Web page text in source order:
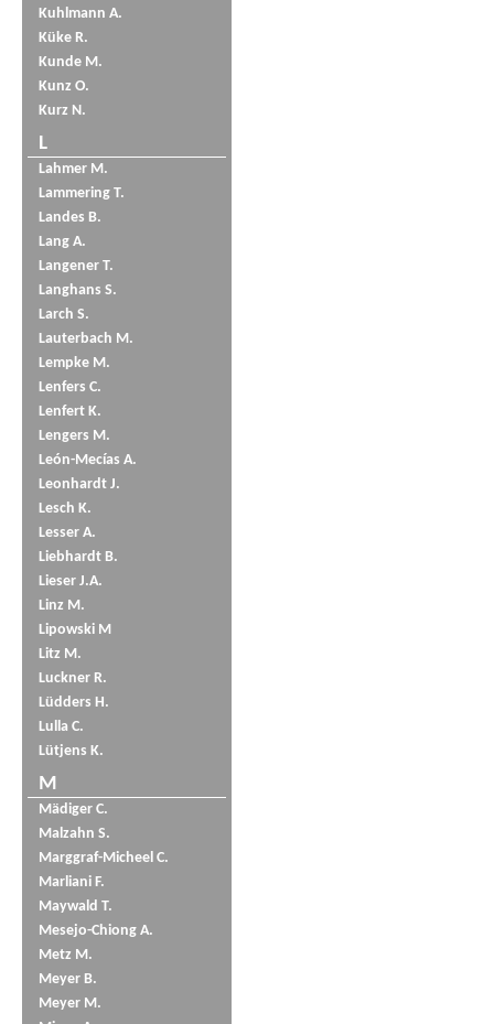
Kuhlmann A.
Küke R.
Kunde M.
Kunz O.
Kurz N.
L
Lahmer M.
Lammering T.
Landes B.
Lang A.
Langener T.
Langhans S.
Larch S.
Lauterbach M.
Lempke M.
Lenfers C.
Lenfert K.
Lengers M.
León-Mecías A.
Leonhardt J.
Lesch K.
Lesser A.
Liebhardt B.
Lieser J.A.
Linz M.
Lipowski M
Litz M.
Luckner R.
Lüdders H.
Lulla C.
Lütjens K.
M
Mädiger C.
Malzahn S.
Marggraf-Micheel C.
Marliani F.
Maywald T.
Mesejo-Chiong A.
Metz M.
Meyer B.
Meyer M.